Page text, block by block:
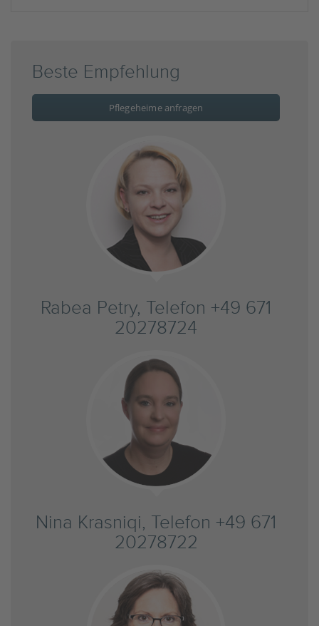
Beste Empfehlung
Pflegeheime anfragen
Rabea Petry, Telefon +49 671
20278724
Nina Krasniqi, Telefon +49 671
20278722